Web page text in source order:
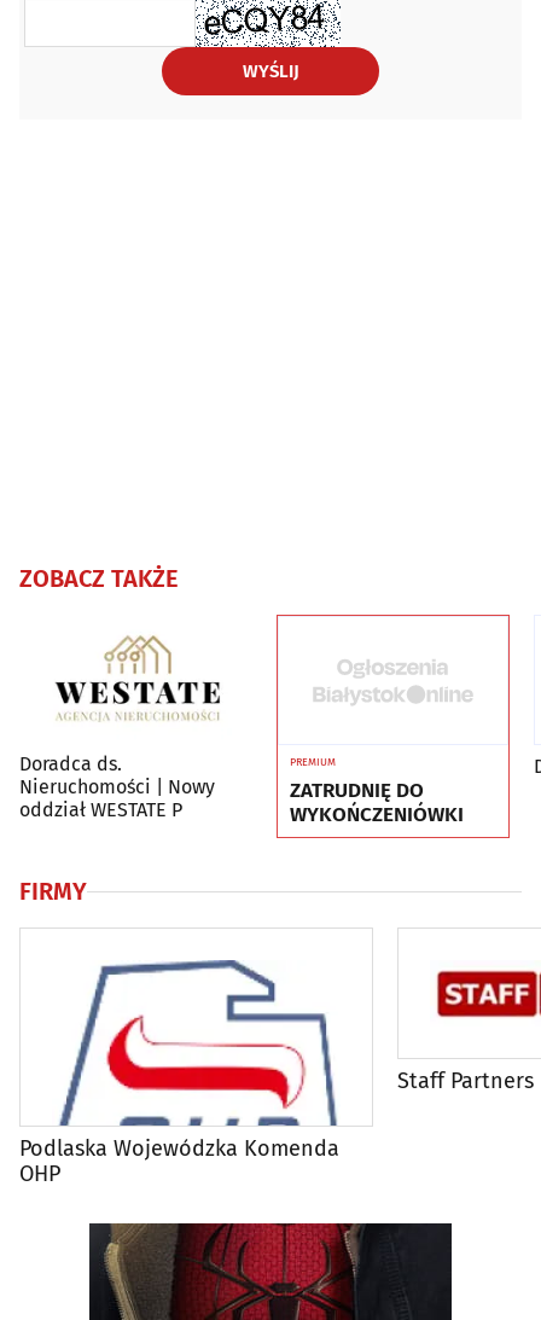
WYŚLIJ
ZOBACZ TAKŻE
Doradca ds.
Nieruchomości | Nowy
oddział WESTATE P
PREMIUM
ZATRUDNIĘ DO
WYKOŃCZENIÓWKI
FIRMY
Podlaska Wojewódzka Komenda
OHP
Staff Partners